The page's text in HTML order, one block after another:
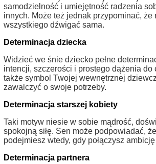
samodzielność i umiejętność radzenia
innych. Może też jednak przypominać, że
wszystkiego dźwigać sama.
Determinacja dziecka
Widzieć we śnie dziecko pełne
intencji, szczerości i prostego dążenia do
także symbol Twojej wewnętrznej
zawalczyć o swoje potrzeby.
Determinacja starszej kobiety
Taki motyw niesie w sobie mądrość,
spokojną siłę. Sen może podpowiadać,
podejmiesz wtedy, gdy połączysz
Determinacja partnera